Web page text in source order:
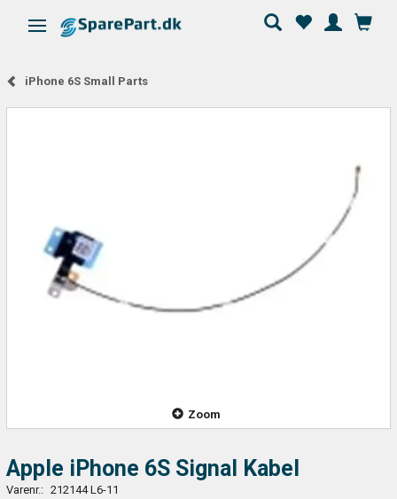
Skifte navigation
iPhone 6S Small Parts
Zoom
Apple iPhone 6S Signal Kabel
Varenr.: 212144 L6-11